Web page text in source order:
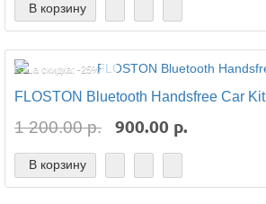
В корзину
Ваша скидка: -25%
FLOSTON Bluetooth Handsfree Car Kit
1 200.00 р. 900.00 р.
В корзину